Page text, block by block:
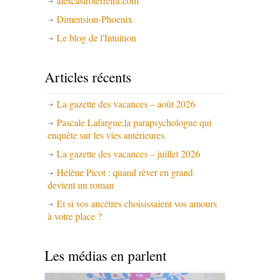
Dimension-Phoenix
Le blog de l'Intuition
Articles récents
La gazette des vacances – août 2026
Pascale Lafargue,la parapsychologue qui
enquête sur les vies antérieures
La gazette des vacances – juillet 2026
Hélène Picot : quand rêver en grand
devient un roman
Et si vos ancêtres choisissaient vos amours
à votre place ?
Les médias en parlent